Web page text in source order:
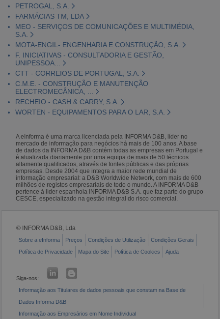
PETROGAL, S.A.
FARMÁCIAS TM, LDA
MEO - SERVIÇOS DE COMUNICAÇÕES E MULTIMÉDIA,
S.A.
MOTA-ENGIL- ENGENHARIA E CONSTRUÇÃO, S.A.
F. INICIATIVAS - CONSULTADORIA E GESTÃO,
UNIPESSOA...
CTT - CORREIOS DE PORTUGAL, S.A.
C.M.E. - CONSTRUÇÃO E MANUTENÇÃO
ELECTROMECÂNICA, ...
RECHEIO - CASH & CARRY, S.A.
WORTEN - EQUIPAMENTOS PARA O LAR, S.A.
A eInforma é uma marca licenciada pela INFORMA D&B, líder no
mercado de informação para negócios há mais de 100 anos. A base
de dados da INFORMA D&B contém todas as empresas em Portugal e
é atualizada diariamente por uma equipa de mais de 50 técnicos
altamente qualificados, através de fontes públicas e das próprias
empresas. Desde 2004 que integra a maior rede mundial de
informação empresarial: a D&B Worldwide Network, com mais de 600
milhões de registos empresariais de todo o mundo. A INFORMA D&B
pertence à líder espanhola INFORMA D&B S.A. que faz parte do grupo
CESCE, especializado na gestão integral do risco comercial.
© INFORMA D&B, Lda
Sobre a eInforma Preços Condições de Utilização
Condições Gerais
Política de Privacidade
Mapa do Site Política de Cookies Ajuda
Siga-nos:
Informação aos Titulares de dados pessoais que constam na Base de
Dados Informa D&B
Informação aos Empresários em Nome Individual